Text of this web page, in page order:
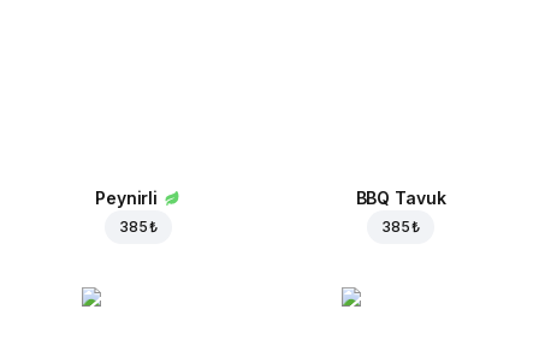
Peynirli
385 ₺
BBQ Tavuk
385 ₺